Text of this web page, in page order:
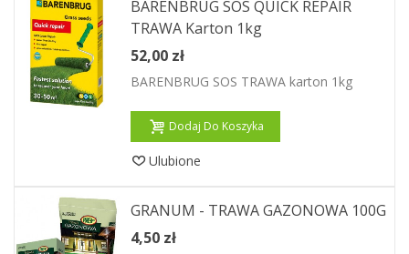
BARENBRUG SOS QUICK REPAIR
TRAWA Karton 1kg
52,00 zł
BARENBRUG SOS TRAWA karton 1kg
Dodaj Do Koszyka
Ulubione
GRANUM - TRAWA GAZONOWA 100G
4,50 zł